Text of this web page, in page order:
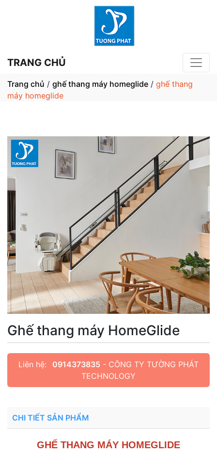
TRANG CHỦ
Trang chủ / ghế thang máy homeglide / ghế thang
máy homeglide
Ghế thang máy HomeGlide
Liên hệ: 0914373835 - CÔNG TY TƯỜNG PHÁT
TECHNOLOGY
CHI TIẾT SẢN PHẨM
GHẾ THANG MÁY HOMEGLIDE